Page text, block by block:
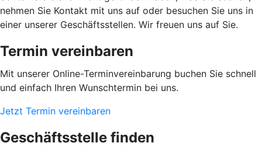
nehmen Sie Kontakt mit uns auf oder besuchen Sie uns in
einer unserer Geschäftsstellen. Wir freuen uns auf Sie.
Termin vereinbaren
Mit unserer Online-Terminvereinbarung buchen Sie schnell
und einfach Ihren Wunschtermin bei uns.
Jetzt Termin vereinbaren
Geschäftsstelle finden